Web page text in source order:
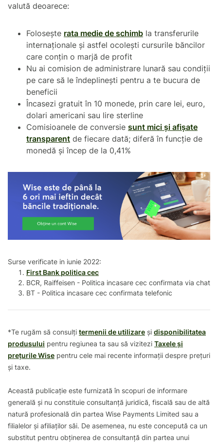
valută deoarece:
Folosește rata medie de schimb la transferurile
internaționale și astfel ocolești cursurile băncilor
care conțin o marjă de profit
Nu ai comision de administrare lunară sau condiții
pe care să le îndeplinești pentru a te bucura de
beneficii
Încasezi gratuit în 10 monede, prin care lei, euro,
dolari americani sau lire sterline
Comisioanele de conversie sunt mici și afișate
transparent de fiecare dată; diferă în funcție de
monedă și încep de la 0,41%
Surse verificate in iunie 2022:
First Bank politica cec
BCR, Raiffeisen - Politica incasare cec confirmata via chat
BT - Politica incasare cec confirmata telefonic
*Te rugăm să consulți termenii de utilizare și disponibilitatea
produsului pentru regiunea ta sau să vizitezi Taxele și
prețurile Wise pentru cele mai recente informații despre prețuri
și taxe.
Această publicație este furnizată în scopuri de informare
generală și nu constituie consultanță juridică, fiscală sau de altă
natură profesională din partea Wise Payments Limited sau a
filialelor și afiliaților săi. De asemenea, nu este concepută ca un
substitut pentru obținerea de consultanță din partea unui